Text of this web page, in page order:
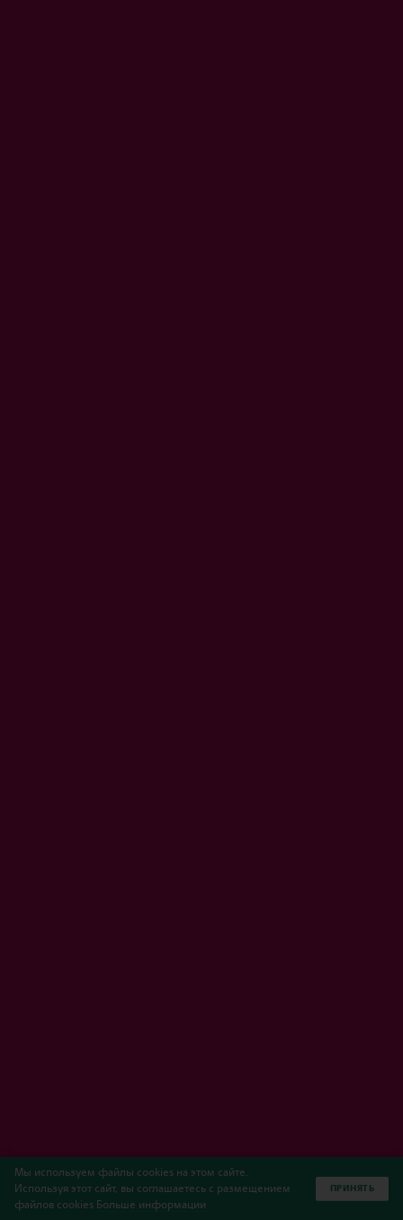
Мы используем файлы cookies на этом сайте.
Используя этот сайт, вы соглашаетесь с размещением
файлов cookies Больше информации
ПРИНЯТЬ